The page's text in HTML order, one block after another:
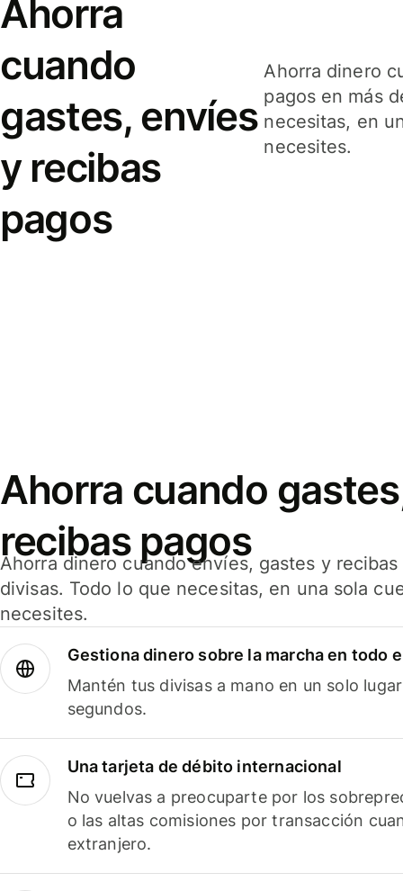
Ahorra
cuando
gastes, envíes
y recibas
pagos
Ahorra dinero
pagos en más
necesitas, en
necesites.
Ahorra cuando
recibas pagos
Ahorra dinero cuando envíes, gastes y
divisas. Todo lo que necesitas, en una sola
necesites.
Gestiona dinero sobre la marcha en todo
Mantén tus divisas a mano en un solo
segundos.
Una tarjeta de débito internacional
No vuelvas a preocuparte por los
o las altas comisiones por transacción
extranjero.